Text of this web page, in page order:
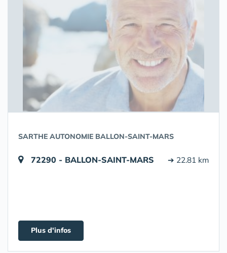
SARTHE AUTONOMIE BALLON-SAINT-MARS
72290 - BALLON-SAINT-MARS ➔ 22.81 km
Plus d'infos